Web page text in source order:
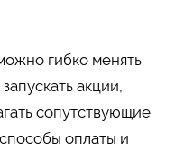
гибко менять
акции,
сопутствующие
оплаты и